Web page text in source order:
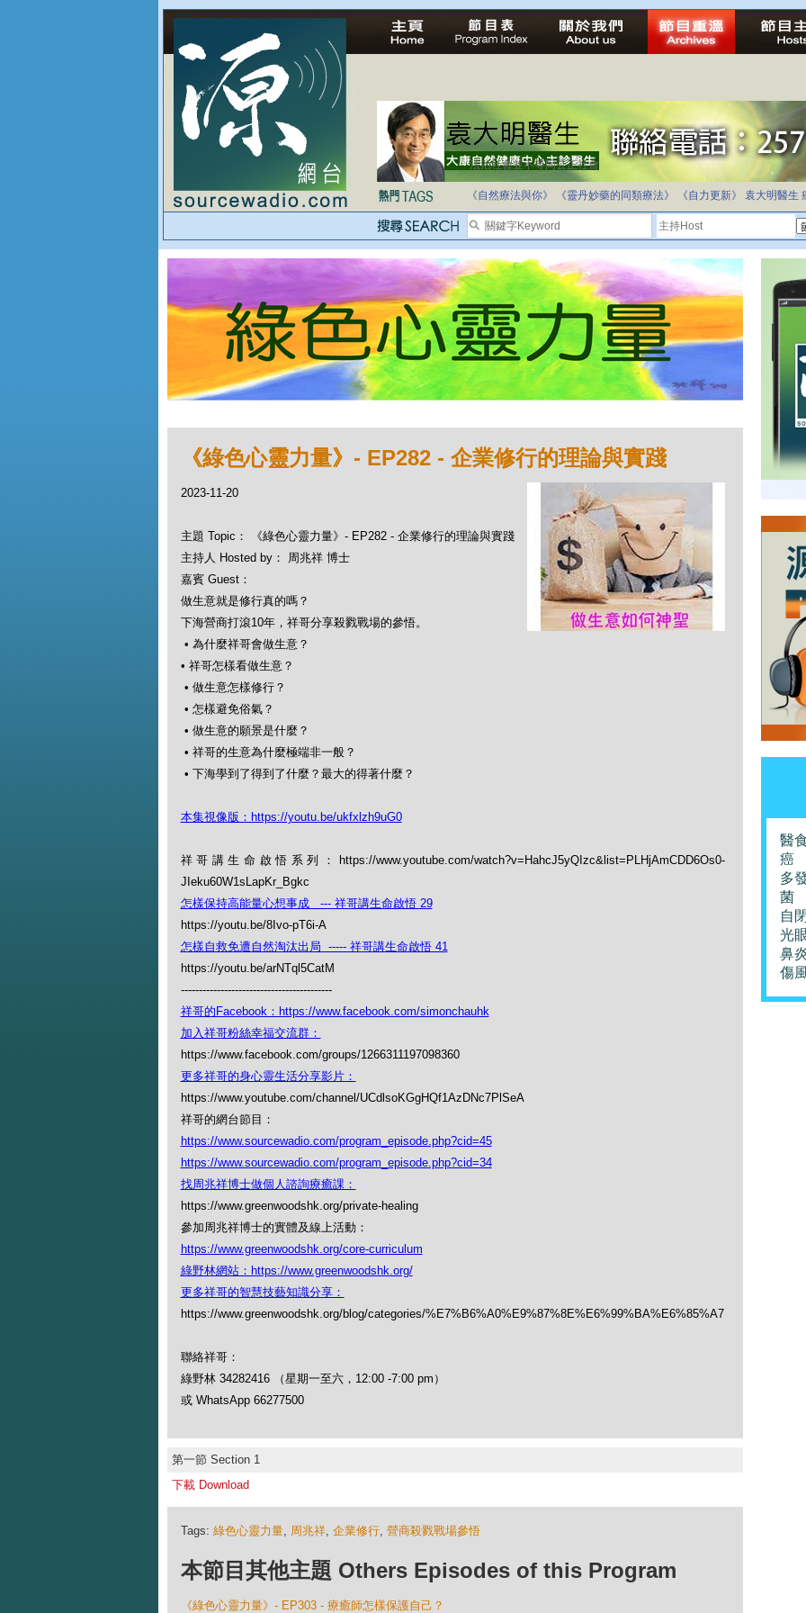
法治社會並不等同公正社會
自家教育合法化-推動多元化教育，全民學卷制
《自然療法與你》
《靈丹妙藥的同類療法》 《自力更新》 袁大明醫生
《綠色心靈力量》- EP282 - 企業修行的理論與實踐
2023-11-20
主題 Topic： 《綠色心靈力量》- EP282 - 企業修行的理論與實踐
主持人 Hosted by： 周兆祥 博士
嘉賓 Guest：
做生意就是修行真的嗎？
下海營商打滾10年，祥哥分享殺戮戰場的參悟。
• 為什麼祥哥會做生意？
• 祥哥怎樣看做生意？
• 做生意怎樣修行？
• 怎樣避免俗氣？
• 做生意的願景是什麼？
• 祥哥的生意為什麼極端非一般？
• 下海學到了得到了什麼？最大的得著什麼？
本集視像版：https://youtu.be/ukfxlzh9uG0
祥哥講生命啟悟系列：https://www.youtube.com/watch?v=HahcJ5yQIzc&list=PLHjAmCDD6Os0-
JIeku60W1sLapKr_Bgkc
怎樣保持高能量心想事成 --- 祥哥講生命啟悟 29
https://youtu.be/8Ivo-pT6i-A
怎樣自救免遭自然淘汰出局 ----- 祥哥講生命啟悟 41
https://youtu.be/arNTql5CatM
------------------------------------------
祥哥的Facebook：https://www.facebook.com/simonchauhk
加入祥哥粉絲幸福交流群：
https://www.facebook.com/groups/1266311197098360
更多祥哥的身心靈生活分享影片：
https://www.youtube.com/channel/UCdlsoKGgHQf1AzDNc7PlSeA
祥哥的網台節目：
https://www.sourcewadio.com/program_episode.php?cid=45
https://www.sourcewadio.com/program_episode.php?cid=34
找周兆祥博士做個人諮詢療癒課：
https://www.greenwoodshk.org/private-healing
參加周兆祥博士的實體及線上活動：
https://www.greenwoodshk.org/core-curriculum
綠野林網站：https://www.greenwoodshk.org/
更多祥哥的智慧技藝知識分享：
https://www.greenwoodshk.org/blog/categories/%E7%B6%A0%E9%87%8E%E6%99%BA%E6%85%A7
聯絡祥哥：
綠野林 34282416 （星期一至六，12:00 -7:00 pm）
或 WhatsApp 66277500
第一節 Section 1
下載 Download
Tags: 綠色心靈力量, 周兆祥, 企業修行, 營商殺戮戰場參悟
本節目其他主題 Others Episodes of this Program
《綠色心靈力量》- EP303 - 療癒師怎樣保護自己？
醫
癌
多
菌
自
光
鼻
傷